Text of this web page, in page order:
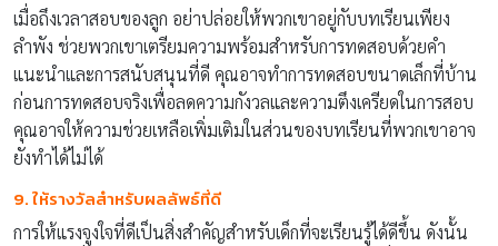
เมื่อถึงเวลาสอบของลูก อย่าปล่อยให้พวกเขาอยู่กับบทเรียนเพียง
ลำพัง ช่วยพวกเขาเตรียมความพร้อมสำหรับการทดสอบด้วยคำ
แนะนำและการสนับสนุนที่ดี คุณอาจทำการทดสอบขนาดเล็กที่บ้าน
ก่อนการทดสอบจริงเพื่อลดความกังวลและความตึงเครียดในการสอบ
คุณอาจให้ความช่วยเหลือเพิ่มเติมในส่วนของบทเรียนที่พวกเขาอาจ
ยังทำได้ไม่ได้
9. ให้รางวัลสำหรับผลลัพธ์ที่ดี
การให้แรงจูงใจที่ดีเป็นสิ่งสำคัญสำหรับเด็กที่จะเรียนรู้ได้ดีขึ้น ดังนั้น